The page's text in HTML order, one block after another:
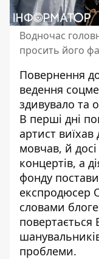
Водночас
просить його
Повернення
ведення
здивувало та
В перші дні
артист
мовчав, й
концертів, а
фонду
експродюсер
словами
повертається
проблеми.